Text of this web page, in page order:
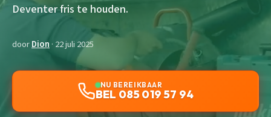
Deventer fris te houden.
doorDion · 22 juli 2025
NU BEREIKBAAR
BEL 085 019 57 94